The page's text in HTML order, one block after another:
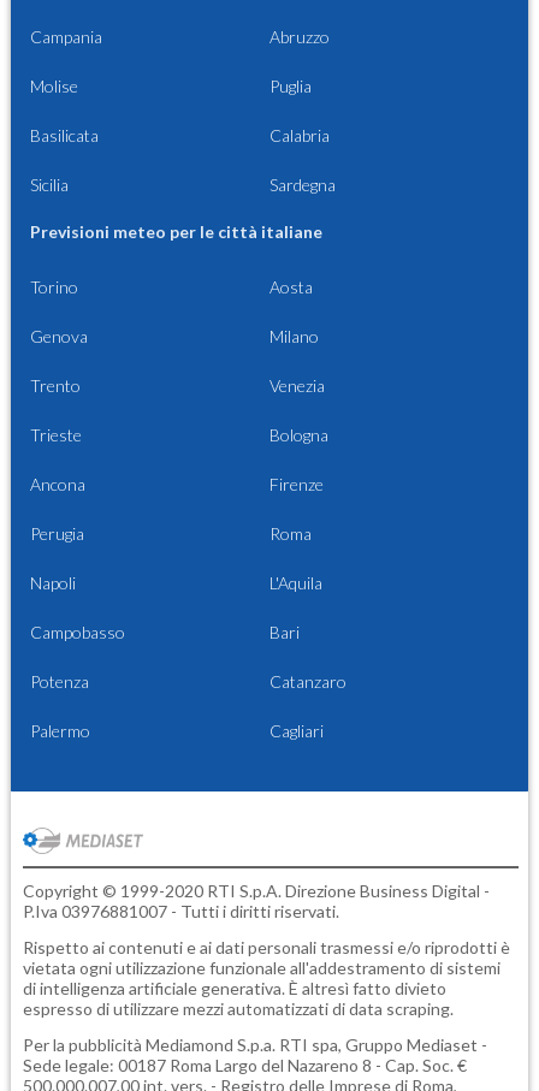
Campania Abruzzo
Molise Puglia
Basilicata Calabria
Sicilia Sardegna
Previsioni meteo per le città italiane
Torino Aosta
Genova Milano
Trento Venezia
Trieste Bologna
Ancona Firenze
Perugia Roma
Napoli L'Aquila
Campobasso Bari
Potenza Catanzaro
Palermo Cagliari
Copyright © 1999-2020 RTI S.p.A. Direzione Business Digital -
P.Iva 03976881007 - Tutti i diritti riservati.
Rispetto ai contenuti e ai dati personali trasmessi e/o riprodotti è
vietata ogni utilizzazione funzionale all'addestramento di sistemi
di intelligenza artificiale generativa. È altresì fatto divieto
espresso di utilizzare mezzi automatizzati di data scraping.
Per la pubblicità Mediamond S.p.a. RTI spa, Gruppo Mediaset -
Sede legale: 00187 Roma Largo del Nazareno 8 - Cap. Soc. €
500.000.007,00 int. vers. - Registro delle Imprese di Roma,